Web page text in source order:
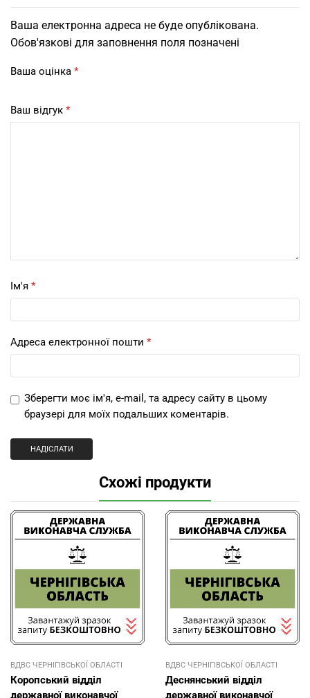
Ваша електронна адреса не буде опублікована.
Обов'язкові для заповнення поля позначені
Ваша оцінка *
Ваш відгук *
Ім'я *
Адреса електронної пошти *
Зберегти моє ім'я, e-mail, та адресу сайту в цьому
браузері для моїх подальших коментарів.
Схожі продукти
ВДВС ЧЕРНІГІВСЬКОЇ ОБЛАСТІ
Коропський відділ
державної виконавчої
ВДВС ЧЕРНІГІВСЬКОЇ ОБЛАСТІ
Деснянський відділ
державної виконавчої